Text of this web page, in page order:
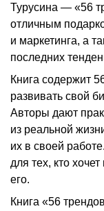
Турусина — «56
отличным
и маркетинга, а
последних
Книга содержит
развивать свой
Авторы дают
из реальной
их в своей
для тех, кто
его.
Книга «56